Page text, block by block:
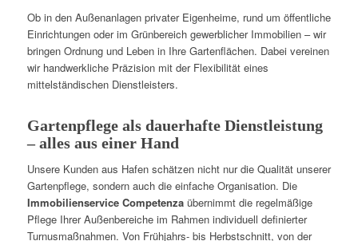
Ob in den Außenanlagen privater Eigenheime, rund um öffentliche
Einrichtungen oder im Grünbereich gewerblicher Immobilien – wir
bringen Ordnung und Leben in Ihre Gartenflächen. Dabei vereinen
wir handwerkliche Präzision mit der Flexibilität eines
mittelständischen Dienstleisters.
Gartenpflege als dauerhafte Dienstleistung
– alles aus einer Hand
Unsere Kunden aus Hafen schätzen nicht nur die Qualität unserer
Gartenpflege, sondern auch die einfache Organisation. Die
Immobilienservice Competenzaübernimmt die regelmäßige
Pflege Ihrer Außenbereiche im Rahmen individuell definierter
Turnusmaßnahmen. Von Frühjahrs- bis Herbstschnitt, von der